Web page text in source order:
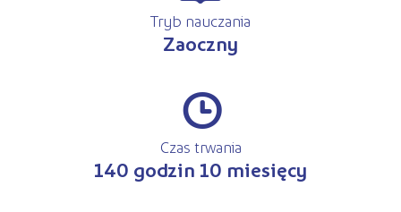
Tryb nauczania
Zaoczny
#
Czas trwania
140 godzin 10 miesięcy